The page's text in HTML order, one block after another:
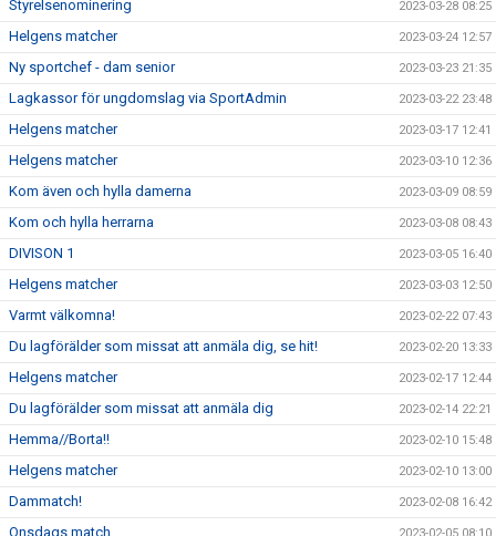
Styrelsenominering 2023-03-28 08:25
Helgens matcher 2023-03-24 12:57
Ny sportchef - dam senior 2023-03-23 21:35
Lagkassor för ungdomslag via SportAdmin 2023-03-22 23:48
Helgens matcher 2023-03-17 12:41
Helgens matcher 2023-03-10 12:36
Kom även och hylla damerna 2023-03-09 08:59
Kom och hylla herrarna 2023-03-08 08:43
DIVISON 1 2023-03-05 16:40
Helgens matcher 2023-03-03 12:50
Varmt välkomna! 2023-02-22 07:43
Du lagförälder som missat att anmäla dig, se hit! 2023-02-20 13:33
Helgens matcher 2023-02-17 12:44
Du lagförälder som missat att anmäla dig 2023-02-14 22:21
Hemma//Borta!! 2023-02-10 15:48
Helgens matcher 2023-02-10 13:00
Dammatch! 2023-02-08 16:42
Onsdags match